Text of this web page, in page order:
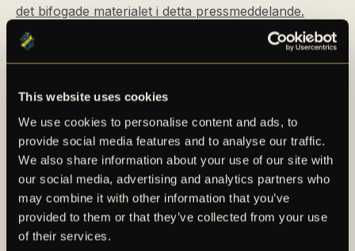
This website uses cookies
We use cookies to personalise content and ads, to
provide social media features and to analyse our traffic.
We also share information about your use of our site with
our social media, advertising and analytics partners who
may combine it with other information that you’ve
provided to them or that they’ve collected from your use
of their services.
det bifogade materialet i detta pressmeddelande.
AIK – SEDAN 1891
AIK Fotboll AB bedriver AIK Fotbollsförenings